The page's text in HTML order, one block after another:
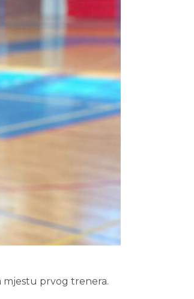
mjestu prvog trenera.